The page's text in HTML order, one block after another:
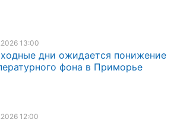
13:00
дни ожидается понижение
фона в Приморье
12:00